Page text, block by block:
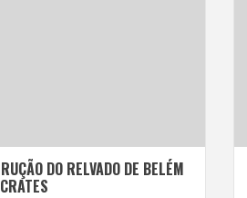
DO RELVADO DE BELÉM